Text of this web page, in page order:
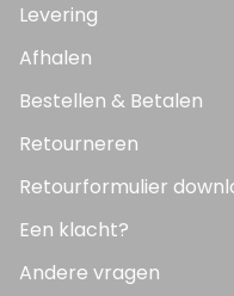
Levering
Afhalen
Bestellen & Betalen
Retourneren
Retourformulier
Een klacht?
Andere vragen